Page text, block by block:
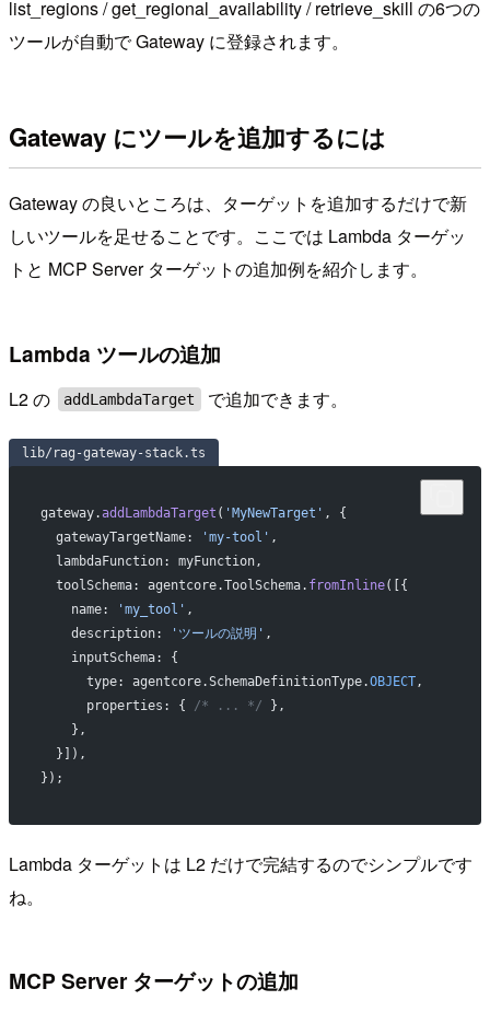
list_regions / get_regional_availability / retrieve_skill の6つの
ツールが自動で Gateway に登録されます。
Gateway にツールを追加するには
Gateway の良いところは、ターゲットを追加するだけで新
しいツールを足せることです。ここでは Lambda ターゲッ
トと MCP Server ターゲットの追加例を紹介します。
Lambda ツールの追加
L2 の addLambdaTarget で追加できます。
lib/rag-gateway-stack.ts
gateway.addLambdaTarget ( 'MyNewTarget' , {
  gatewayTargetName:
'my-tool' ,
  lambdaFunction: myFunction,
  toolSchema: agentcore.ToolSchema.
fromInline([{
    name:
'my_tool' ,
    description:
'ツールの説明' ,
    inputSchema: {
      type: agentcore.SchemaDefinitionType.
OBJECT,
      properties: {
/* ... */ },
    },
  }]),
});
Lambda ターゲットは L2 だけで完結するのでシンプルです
ね。
MCP Server ターゲットの追加